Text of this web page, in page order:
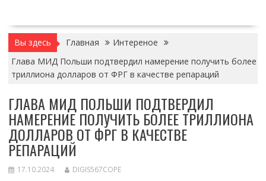
Вы здесь Главная
Интереное
Глава МИД Польши подтвердил намерение получить более
триллиона долларов от ФРГ в качестве репараций
ГЛАВА МИД ПОЛЬШИ ПОДТВЕРДИЛ
НАМЕРЕНИЕ ПОЛУЧИТЬ БОЛЕЕ ТРИЛЛИОНА
ДОЛЛАРОВ ОТ ФРГ В КАЧЕСТВЕ
РЕПАРАЦИЙ
17.10.2024 DIGIS567COPE